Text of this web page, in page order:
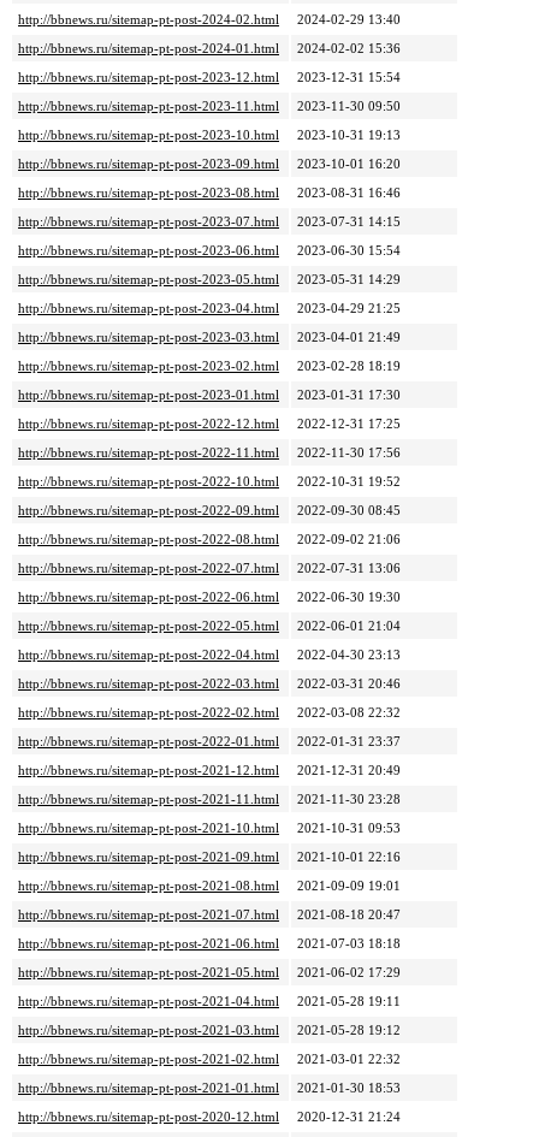
http://bbnews.ru/sitemap-pt-post-2024-02.html
2024-02-29 13:40
http://bbnews.ru/sitemap-pt-post-2024-01.html
2024-02-02 15:36
http://bbnews.ru/sitemap-pt-post-2023-12.html
2023-12-31 15:54
http://bbnews.ru/sitemap-pt-post-2023-11.html
2023-11-30 09:50
http://bbnews.ru/sitemap-pt-post-2023-10.html
2023-10-31 19:13
http://bbnews.ru/sitemap-pt-post-2023-09.html
2023-10-01 16:20
http://bbnews.ru/sitemap-pt-post-2023-08.html
2023-08-31 16:46
http://bbnews.ru/sitemap-pt-post-2023-07.html
2023-07-31 14:15
http://bbnews.ru/sitemap-pt-post-2023-06.html
2023-06-30 15:54
http://bbnews.ru/sitemap-pt-post-2023-05.html
2023-05-31 14:29
http://bbnews.ru/sitemap-pt-post-2023-04.html
2023-04-29 21:25
http://bbnews.ru/sitemap-pt-post-2023-03.html
2023-04-01 21:49
http://bbnews.ru/sitemap-pt-post-2023-02.html
2023-02-28 18:19
http://bbnews.ru/sitemap-pt-post-2023-01.html
2023-01-31 17:30
http://bbnews.ru/sitemap-pt-post-2022-12.html
2022-12-31 17:25
http://bbnews.ru/sitemap-pt-post-2022-11.html
2022-11-30 17:56
http://bbnews.ru/sitemap-pt-post-2022-10.html
2022-10-31 19:52
http://bbnews.ru/sitemap-pt-post-2022-09.html
2022-09-30 08:45
http://bbnews.ru/sitemap-pt-post-2022-08.html
2022-09-02 21:06
http://bbnews.ru/sitemap-pt-post-2022-07.html
2022-07-31 13:06
http://bbnews.ru/sitemap-pt-post-2022-06.html
2022-06-30 19:30
http://bbnews.ru/sitemap-pt-post-2022-05.html
2022-06-01 21:04
http://bbnews.ru/sitemap-pt-post-2022-04.html
2022-04-30 23:13
http://bbnews.ru/sitemap-pt-post-2022-03.html
2022-03-31 20:46
http://bbnews.ru/sitemap-pt-post-2022-02.html
2022-03-08 22:32
http://bbnews.ru/sitemap-pt-post-2022-01.html
2022-01-31 23:37
http://bbnews.ru/sitemap-pt-post-2021-12.html
2021-12-31 20:49
http://bbnews.ru/sitemap-pt-post-2021-11.html
2021-11-30 23:28
http://bbnews.ru/sitemap-pt-post-2021-10.html
2021-10-31 09:53
http://bbnews.ru/sitemap-pt-post-2021-09.html
2021-10-01 22:16
http://bbnews.ru/sitemap-pt-post-2021-08.html
2021-09-09 19:01
http://bbnews.ru/sitemap-pt-post-2021-07.html
2021-08-18 20:47
http://bbnews.ru/sitemap-pt-post-2021-06.html
2021-07-03 18:18
http://bbnews.ru/sitemap-pt-post-2021-05.html
2021-06-02 17:29
http://bbnews.ru/sitemap-pt-post-2021-04.html
2021-05-28 19:11
http://bbnews.ru/sitemap-pt-post-2021-03.html
2021-05-28 19:12
http://bbnews.ru/sitemap-pt-post-2021-02.html
2021-03-01 22:32
http://bbnews.ru/sitemap-pt-post-2021-01.html
2021-01-30 18:53
http://bbnews.ru/sitemap-pt-post-2020-12.html
2020-12-31 21:24